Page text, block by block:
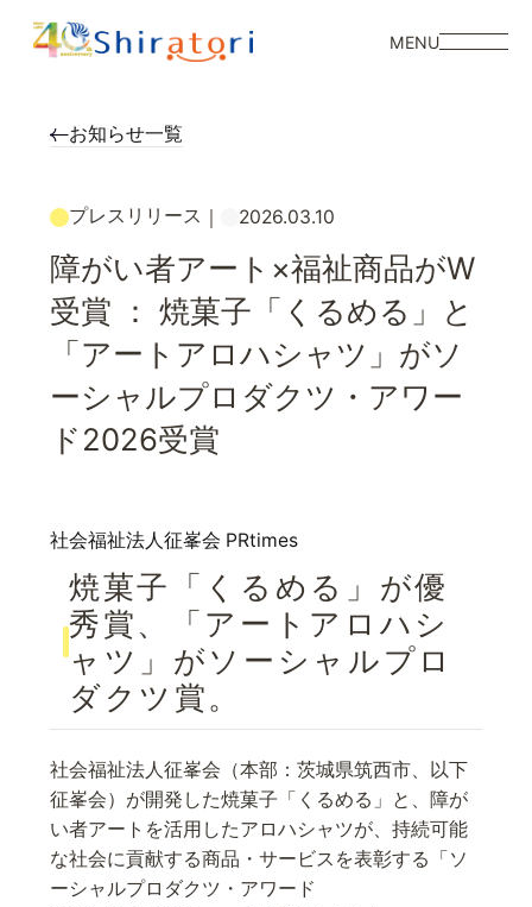
MENU
お知らせ一覧
プレスリリース ｜ 2026.03.10
障がい者アート×福祉商品がW
受賞 ： 焼菓子「くるめる」と
「アートアロハシャツ」がソ
ーシャルプロダクツ・アワー
ド2026受賞
社会福祉法人征峯会 PRtimes
焼菓子「くるめる」が優
秀賞、「アートアロハシ
ャツ」がソーシャルプロ
ダクツ賞。
社会福祉法人征峯会（本部：茨城県筑西市、以下
征峯会）が開発した焼菓子「くるめる」と、障が
い者アートを活用したアロハシャツが、持続可能
な社会に貢献する商品・サービスを表彰する「ソ
ーシャルプロダクツ・アワード